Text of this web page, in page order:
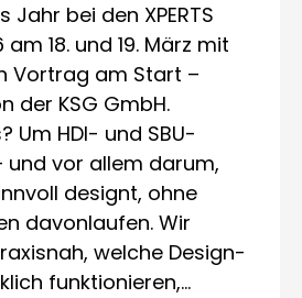
Jahr bei den XPERTS
18. und 19. März mit
Vortrag am Start –
der KSG GmbH.
Um HDI- und SBU-
und vor allem darum,
designt, ohne
davonlaufen. Wir
welche Design-
funktionieren,…